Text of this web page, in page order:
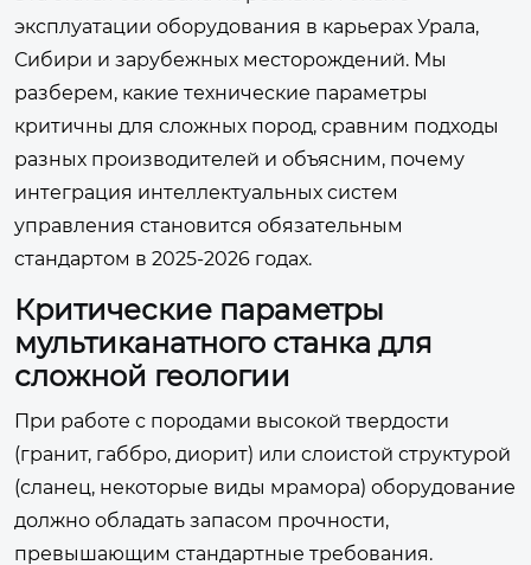
эксплуатации оборудования в карьерах Урала,
Сибири и зарубежных месторождений. Мы
разберем, какие технические параметры
критичны для сложных пород, сравним подходы
разных производителей и объясним, почему
интеграция интеллектуальных систем
управления становится обязательным
стандартом в 2025-2026 годах.
Критические параметры
мультиканатного станка для
сложной геологии
При работе с породами высокой твердости
(гранит, габбро, диорит) или слоистой структурой
(сланец, некоторые виды мрамора) оборудование
должно обладать запасом прочности,
превышающим стандартные требования.